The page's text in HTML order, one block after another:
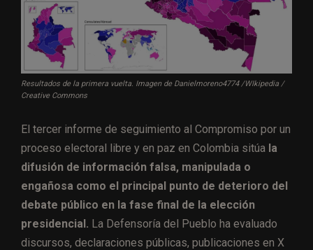
Resultados de la primera vuelta. Imagen de Danielmoreno4774 /WIkipedia /
Creative Commons
El tercer informe de seguimiento al Compromiso por un
proceso electoral libre y en paz en Colombia sitúa la
difusión de información falsa, manipulada o
engañosa como el principal punto de deterioro del
debate público en la fase final de la elección
presidencial. La Defensoría del Pueblo ha evaluado
discursos, declaraciones públicas, publicaciones en X